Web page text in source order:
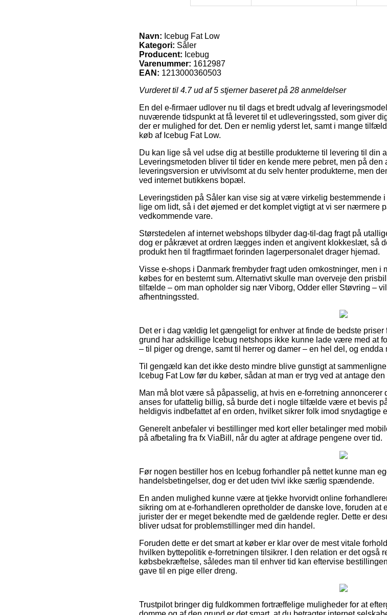
Navn: Icebug Fat Low
Kategori: Såler
Producent: Icebug
Varenummer: 1612987
EAN: 1213000360503
Vurderet til 4.7ud af 5 stjerner baseret på 28 anmeldelser
En del e-firmaer udlover nu til dags et bredt udvalg af
nuværende tidspunkt at få leveret til et udleveringssted, som giver
der er mulighed for det. Den er nemlig yderst let, samt i mange
køb af Icebug Fat Low.
Du kan lige så vel udse dig at bestille produkterne til levering til din
Leveringsmetoden bliver til tider en kende mere pebret, men på
leveringsversion er utvivlsomt at du selv henter produkterne, men
ved internet butikkens bopæl.
Leveringstiden på Såler kan vise sig at være virkelig bestemmende
lige om lidt, så i det øjemed er det komplet vigtigt at vi ser nærmere
vedkommende vare.
Størstedelen af internet webshops tilbyder dag-til-dag fragt på
dog er påkrævet at ordren lægges inden et angivent klokkeslæt, så
produkt hen til fragtfirmaet forinden lagerpersonalet drager hjemad.
Visse e-shops i Danmark frembyder fragt uden omkostninger, men
købes for en bestemt sum. Alternativt skulle man overveje den
tilfælde – om man opholder sig nær Viborg, Odder eller Støvring –
afhentningssted.
Det er i dag vældig let gængeligt for enhver at finde de bedste priser
grund har adskillige Icebug netshops ikke kunne lade være med at
– til piger og drenge, samt til herrer og damer – en hel del, og endda
Til gengæld kan det ikke desto mindre blive gunstigt at
Icebug Fat Low før du køber, sådan at man er tryg ved at antage
Man må blot være så påpasselig, at hvis en e-forretning annoncerer
anses for ufattelig billig, så burde det i nogle tilfælde være et bevis
heldigvis indbefattet af en orden, hvilket sikrer folk imod snydagtige
Generelt anbefaler vi bestillinger med kort eller betalinger med
på afbetaling fra fx ViaBill, når du agter at afdrage pengene over tid.
Før nogen bestiller hos en Icebug forhandler på nettet kunne man
handelsbetingelser, dog er det uden tvivl ikke særlig spændende.
En anden mulighed kunne være at tjekke hvorvidt online
sikring om at e-forhandleren opretholder de danske love, foruden at
jurister der er meget bekendte med de gældende regler. Dette er
bliver udsat for problemstillinger med din handel.
Foruden dette er det smart at køber er klar over de mest vitale
hvilken byttepolitik e-forretningen tilsikrer. I den relation er det også
købsbekræftelse, således man til enhver tid kan eftervise
gave til en pige eller dreng.
Trustpilot bringer dig fuldkommen fortræffelige muligheder for at